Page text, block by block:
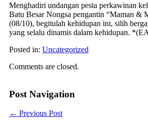
Menghadiri undangan pesta perkawinan
Batu Besar Nongsa pengantin “Maman &
(08/10), begitulah kehidupan ini, silih
yang selalu dinamis dalam kehidupan.
Posted in: Uncategorized
Comments are closed.
Post Navigation
← Previous Post